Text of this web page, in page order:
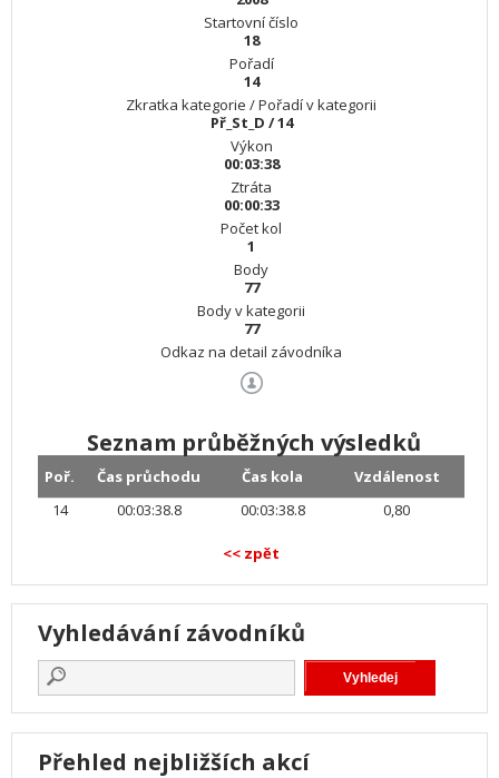
Startovní číslo
18
Pořadí
14
Zkratka kategorie / Pořadí v kategorii
Př_St_D / 14
Výkon
00:03:38
Ztráta
00:00:33
Počet kol
1
Body
77
Body v kategorii
77
Odkaz na detail závodníka
Seznam průběžných výsledků
Poř. Čas průchodu Čas kola
Vzdálenost
14
00:03:38.8 00:03:38.8 0,80
<< zpět
Vyhledávání závodníků
Přehled nejbližších akcí